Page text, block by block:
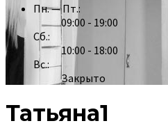
Пн. — Пт.:
09:00 - 19:00
Сб.:
10:00 - 18:00
Вс.:
Закрыто
Татьяна1